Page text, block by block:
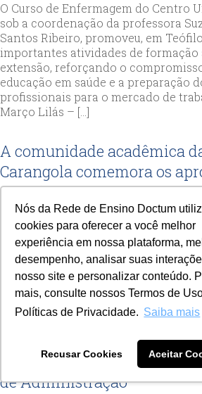
Nós da Rede de Ensino Doctum
cookies para oferecer a você melhor
experiência em nossa plataforma,
desempenho, analisar suas
nosso site e personalizar conteúdo.
mais, consulte nossos Termos de
Políticas de Privacidade. Saiba mais
Recusar Cookies Aceitar
O Curso de Enfermagem do Centro
sob a coordenação da professora
Santos Ribeiro, promoveu, em
importantes atividades de formação
extensão, reforçando o
educação em saúde e a preparação
profissionais para o mercado de
Março Lilás – […]
A comunidade acadêmica
Carangola comemora os
seleção pública de
Seis estudantes da Doctum
no último processo seletivo de
Justiça de Minas Gerais (TJMG). O
uma das iniciativas mais concorridas
acadêmicos de Direito e a
destaque nesta edição,
preparação. O coordenador do curso
Reconhecimento:
são homenageadas pelo
de Administração